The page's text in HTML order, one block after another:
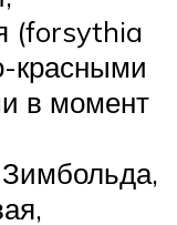
(forsythia
красными
в момент